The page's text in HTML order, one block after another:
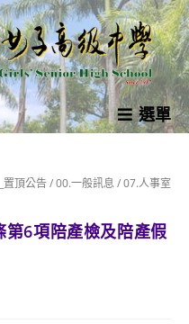
選單
_置頂公告/00.一般訊息 /07.人事室
6項陪產檢及陪產假